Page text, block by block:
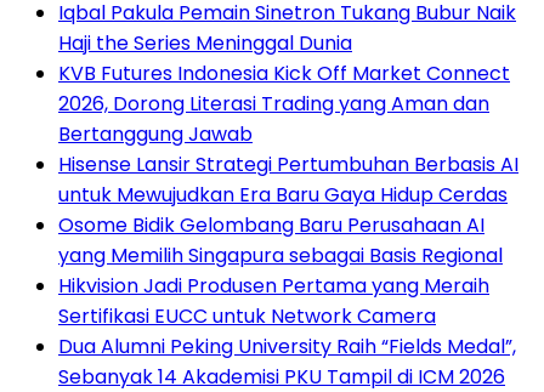
Iqbal Pakula Pemain Sinetron Tukang Bubur Naik
Haji the Series Meninggal Dunia
KVB Futures Indonesia Kick Off Market Connect
2026, Dorong Literasi Trading yang Aman dan
Bertanggung Jawab
Hisense Lansir Strategi Pertumbuhan Berbasis AI
untuk Mewujudkan Era Baru Gaya Hidup Cerdas
Osome Bidik Gelombang Baru Perusahaan AI
yang Memilih Singapura sebagai Basis Regional
Hikvision Jadi Produsen Pertama yang Meraih
Sertifikasi EUCC untuk Network Camera
Dua Alumni Peking University Raih “Fields Medal”,
Sebanyak 14 Akademisi PKU Tampil di ICM 2026